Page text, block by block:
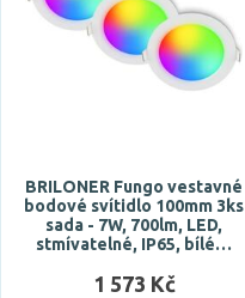
Úhel vyzařování
12 °
13 °
BRILONER Fungo vestavné
bodové svítidlo 100mm 3ks
sada - 7W, 700lm, LED,
stmívatelné, IP65, bílé…
1 573 Kč